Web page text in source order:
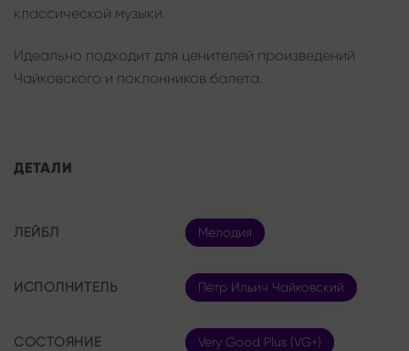
классической музыки.
Идеально подходит для ценителей произведений
Чайковского и поклонников балета.
ДЕТАЛИ
ЛЕЙБЛ Мелодия
ИСПОЛНИТЕЛЬ Пётр Ильич Чайковский
СОСТОЯНИЕ Very Good Plus (VG+)